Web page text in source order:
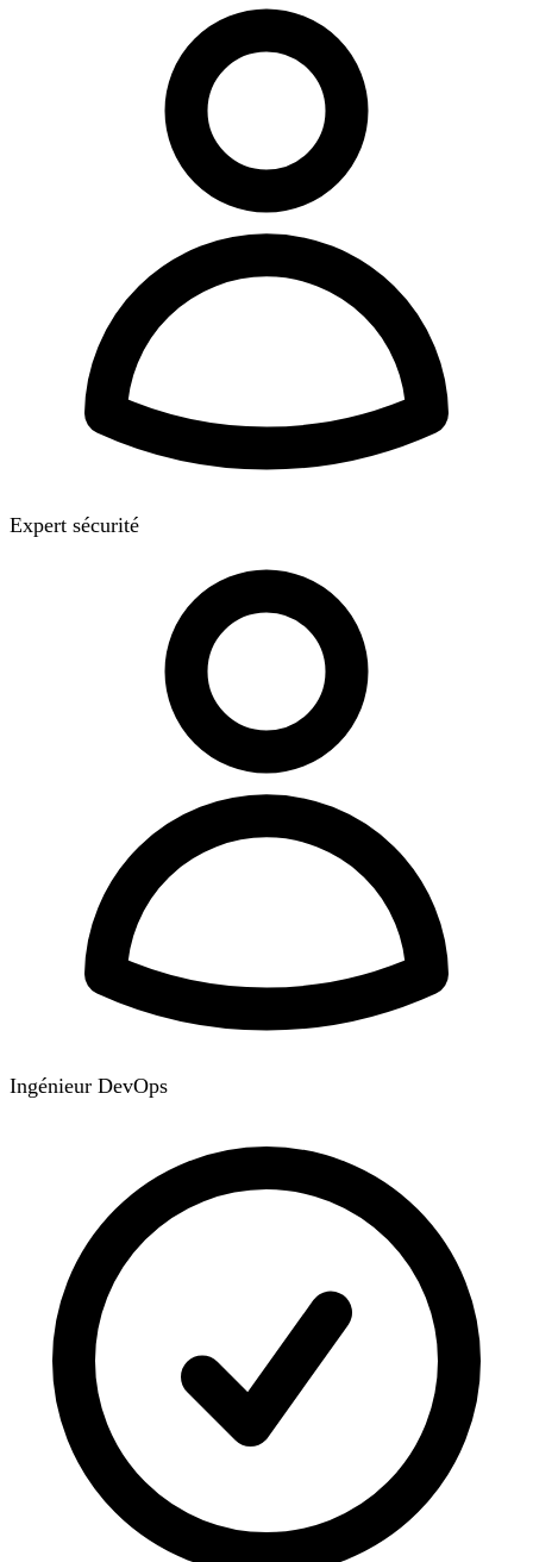
Expert sécurité
Ingénieur DevOps